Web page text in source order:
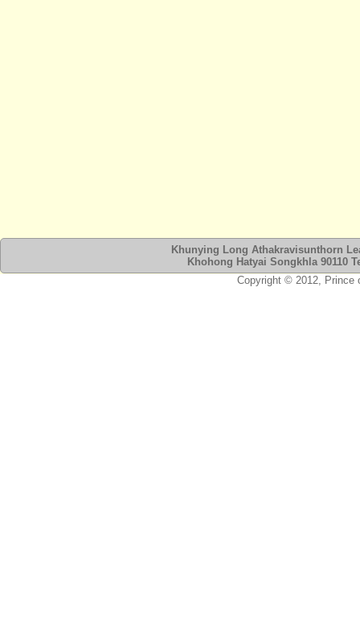
Khunying Long Athakravisunthorn
Khohong Hatyai Songkhla 90110
Copyright © 2012, Prince